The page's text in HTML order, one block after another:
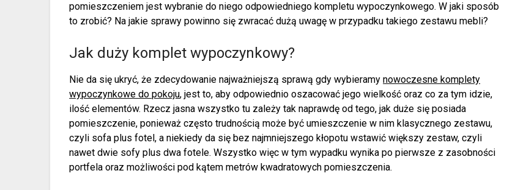
pomieszczeniem jest wybranie do niego odpowiedniego kompletu wypoczynkowego. W jaki sposób
to zrobić? Na jakie sprawy powinno się zwracać dużą uwagę w przypadku takiego zestawu mebli?
Jak duży komplet wypoczynkowy?
Nie da się ukryć, że zdecydowanie najważniejszą sprawą gdy wybieramynowoczesne komplety
wypoczynkowe do pokoju, jest to, aby odpowiednio oszacować jego wielkość oraz co za tym idzie,
ilość elementów. Rzecz jasna wszystko tu zależy tak naprawdę od tego, jak duże się posiada
pomieszczenie, ponieważ często trudnością może być umieszczenie w nim klasycznego zestawu,
czyli sofa plus fotel, a niekiedy da się bez najmniejszego kłopotu wstawić większy zestaw, czyli
nawet dwie sofy plus dwa fotele. Wszystko więc w tym wypadku wynika po pierwsze z zasobności
portfela oraz możliwości pod kątem metrów kwadratowych pomieszczenia.